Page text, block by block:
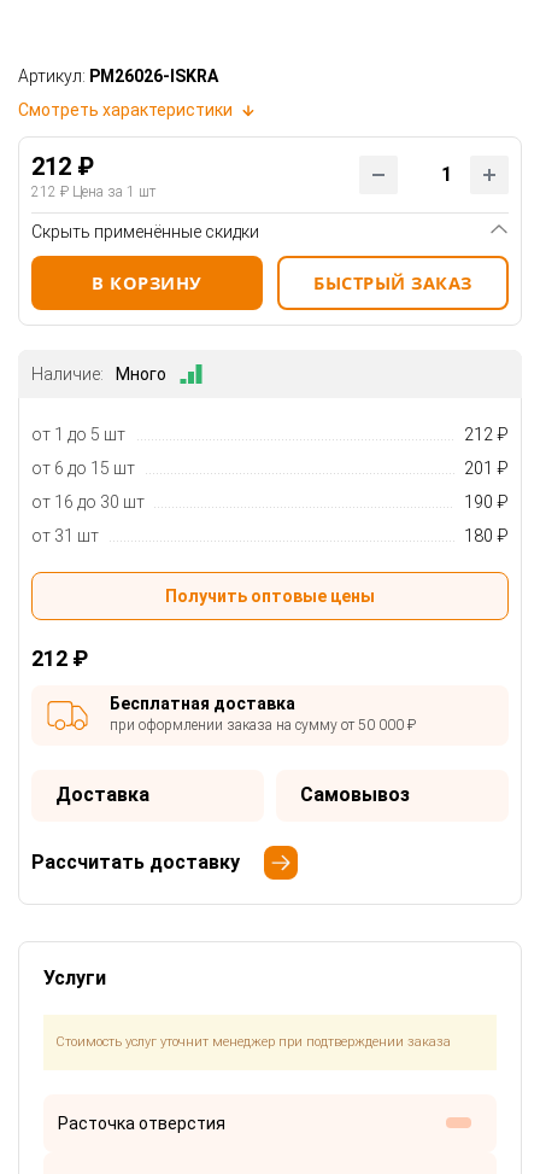
Артикул: PM26026-ISKRA
Смотреть характеристики
212 ₽
212 ₽ Цена за 1 шт
Скрыть применённые скидки
В КОРЗИНУ БЫСТРЫЙ ЗАКАЗ
Наличие: Много
от 1 до 5 шт
212 ₽
от 6 до 15 шт
201 ₽
от 16 до 30 шт
190 ₽
от 31 шт
180 ₽
Получить оптовые цены
212 ₽
Бесплатная доставка
при оформлении заказа на сумму от 50 000 ₽
Доставка Самовывоз
Рассчитать доставку
Услуги
Стоимость услуг уточнит менеджер при подтверждении заказа
Расточка отверстия